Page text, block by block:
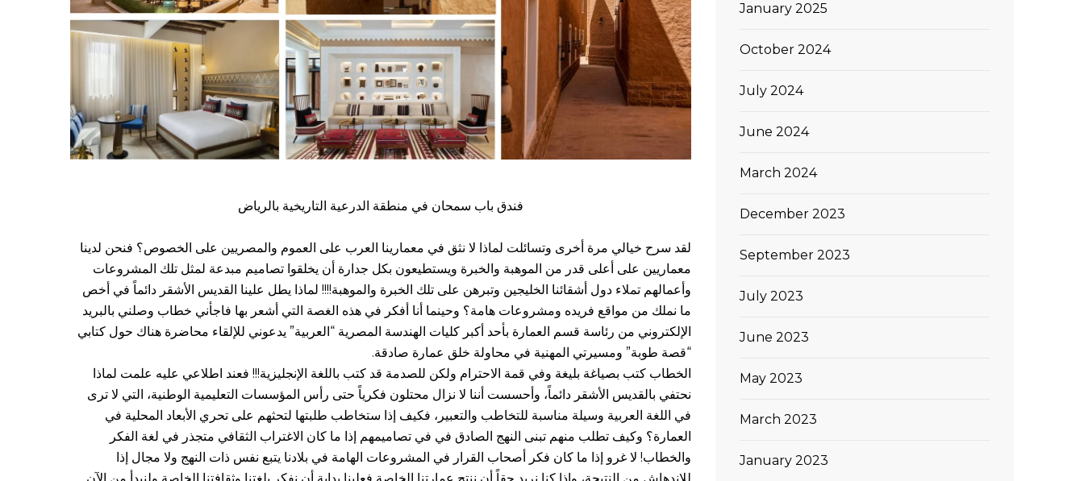
فندق باب سمحان في منطقة الدرعية التاريخية بالرياض
لقد سرح خيالي مرة أخرى وتسائلت لماذا لا نثق في معمارينا العرب على العموم والمصريين على الخصوص؟ فنحن لدينا
معماريين على أعلى قدر من الموهبة والخبرة ويستطيعون بكل جدارة أن يخلقوا تصاميم مبدعة لمثل تلك المشروعات
وأعمالهم تملاء دول أشقائنا الخليجين وتبرهن على تلك الخبرة والموهبة!!!! لماذا يطل علينا القديس الأشقر دائماً في أخص
ما نملك من مواقع فريده ومشروعات هامة؟ وحينما أنا أفكر في هذه الغصة التي أشعر بها فاجأني خطاب وصلني بالبريد
الإلكتروني من رئاسة قسم العمارة بأحد أكبر كليات الهندسة المصرية “العربية” يدعوني للإلقاء محاضرة هناك حول كتابي
“قصة طوبة” ومسيرتي المهنية في محاولة خلق عمارة صادقة.
الخطاب كتب بصياغة بليغة وفي قمة الاحترام ولكن للصدمة قد كتب باللغة الإنجليزية!!! فعند اطلاعي عليه علمت لماذا
نحتفي بالقديس الأشقر دائماً، وأحسست أننا لا نزال محتلون فكرياً حتى رأس المؤسسات التعليمية الوطنية، التي لا ترى
في اللغة العربية وسيلة مناسبة للتخاطب والتعبير، فكيف إذا ستخاطب طلبتها لتحثهم على تحري الأبعاد المحلية في
العمارة؟ وكيف تطلب منهم تبنى النهج الصادق في في تصاميمهم إذا ما كان الاغتراب الثقافي متجذر في لغة الفكر
والخطاب! لا غرو إذا ما كان فكر أصحاب القرار في المشروعات الهامة في بلادنا يتبع نفس ذات النهج ولا مجال إذا
January 2025
October 2024
July 2024
June 2024
March 2024
December 2023
September 2023
July 2023
June 2023
May 2023
March 2023
January 2023